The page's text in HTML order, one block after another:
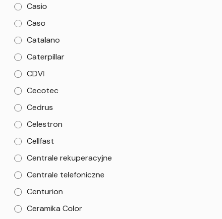
Casio
Caso
Catalano
Caterpillar
CDVI
Cecotec
Cedrus
Celestron
Cellfast
Centrale rekuperacyjne
Centrale telefoniczne
Centurion
Ceramika Color